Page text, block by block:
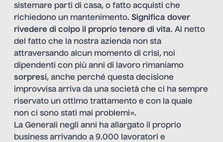
sistemare parti di casa, o fatto acquisti che
richiedono un mantenimento. Significa dover
rivedere di colpo il proprio tenore di vita. Al netto
del fatto che la nostra azienda non sta
attraversando alcun momento di crisi, noi
dipendenti con più anni di lavoro rimaniamo
sorpresi, anche perché questa decisione
improvvisa arriva da una società che ci ha sempre
riservato un ottimo trattamento e con la quale
non ci sono stati mai problemi».
La Generali negli anni ha allargato il proprio
business arrivando a 9.000 lavoratori e